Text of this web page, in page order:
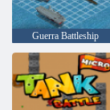
Guerra Battleship